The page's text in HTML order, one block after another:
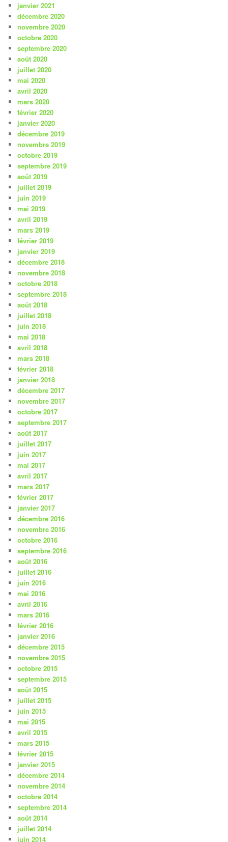
janvier 2021
décembre 2020
novembre 2020
octobre 2020
septembre 2020
août 2020
juillet 2020
mai 2020
avril 2020
mars 2020
février 2020
janvier 2020
décembre 2019
novembre 2019
octobre 2019
septembre 2019
août 2019
juillet 2019
juin 2019
mai 2019
avril 2019
mars 2019
février 2019
janvier 2019
décembre 2018
novembre 2018
octobre 2018
septembre 2018
août 2018
juillet 2018
juin 2018
mai 2018
avril 2018
mars 2018
février 2018
janvier 2018
décembre 2017
novembre 2017
octobre 2017
septembre 2017
août 2017
juillet 2017
juin 2017
mai 2017
avril 2017
mars 2017
février 2017
janvier 2017
décembre 2016
novembre 2016
octobre 2016
septembre 2016
août 2016
juillet 2016
juin 2016
mai 2016
avril 2016
mars 2016
février 2016
janvier 2016
décembre 2015
novembre 2015
octobre 2015
septembre 2015
août 2015
juillet 2015
juin 2015
mai 2015
avril 2015
mars 2015
février 2015
janvier 2015
décembre 2014
novembre 2014
octobre 2014
septembre 2014
août 2014
juillet 2014
juin 2014